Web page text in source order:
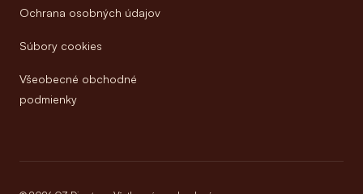
Ochrana osobných údajov
Súbory cookies
Všeobecné obchodné
podmienky